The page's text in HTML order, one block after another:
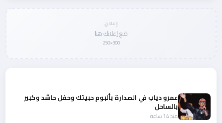
إعلان
ضع إعلانك هنا
300×250
عمرو دياب في الصدارة بألبوم حبيتك وحفل حاشد وكبير
بالساحل
منذ 14 ساعة